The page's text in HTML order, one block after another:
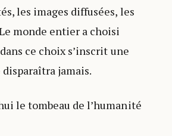
les images diffusées, les
monde entier a choisi
ce choix s’inscrit une
jamais.
le tombeau de l’humanité